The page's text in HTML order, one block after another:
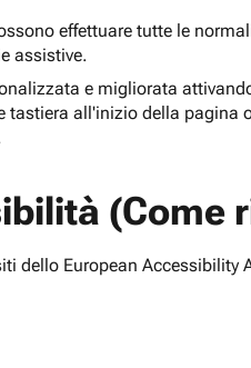
effettuare tutte le
assistive.
e migliorata
all'inizio della
(Come
dello European Accessibility